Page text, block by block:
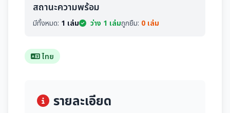
สถานะความพร้อม
มีทั้งหมด: 1 เล่ม ว่าง 1 เล่มถูกยืม: 0 เล่ม
ไทย
รายละเอียด